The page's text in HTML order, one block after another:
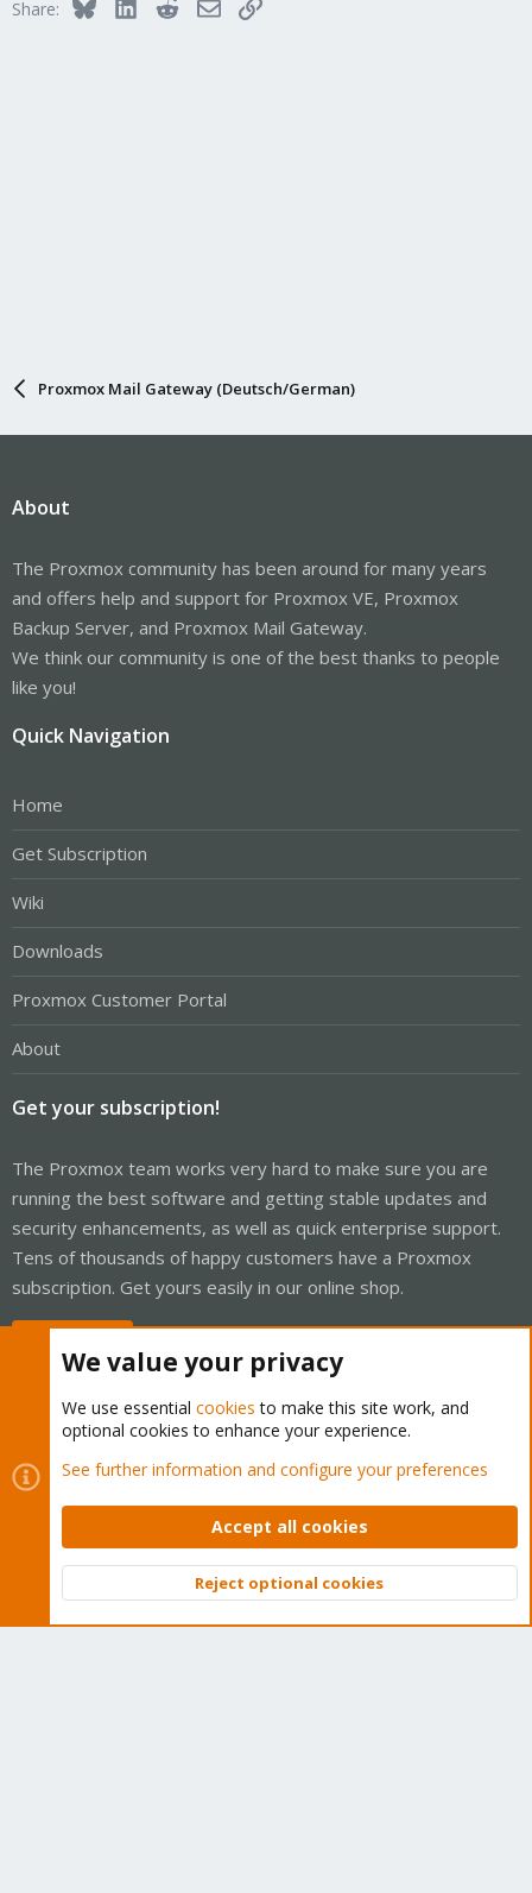
Share: BlueskyLinkedInRedditEmailLink
Proxmox Mail Gateway (Deutsch/German)
About
The Proxmox community has been around for many years
and offers help and support for Proxmox VE, Proxmox
Backup Server, and Proxmox Mail Gateway.
We think our community is one of the best thanks to people
like you!
Quick Navigation
Home
Get Subscription
Wiki
Downloads
Proxmox Customer Portal
About
Get your subscription!
The Proxmox team works very hard to make sure you are
running the best software and getting stable updates and
security enhancements, as well as quick enterprise support.
Tens of thousands of happy customers have a Proxmox
subscription. Get yours easily in our online shop.
Cookies
Proxmox Support Forum - Light Mode
Contact us
Terms and rules Privacy policy Help Home
Community platform by XenForo © 2010-2026 XenForo Ltd.
Top
We value your privacy
We use essential cookies to make this site work, and
optional cookies to enhance your experience.
See further information and configure your preferences
Accept all cookies
Reject optional cookies